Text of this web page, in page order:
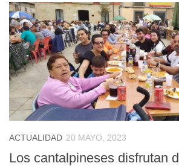
ACTUALIDAD 20 MAYO, 2023
Los cantalpineses disfrutan